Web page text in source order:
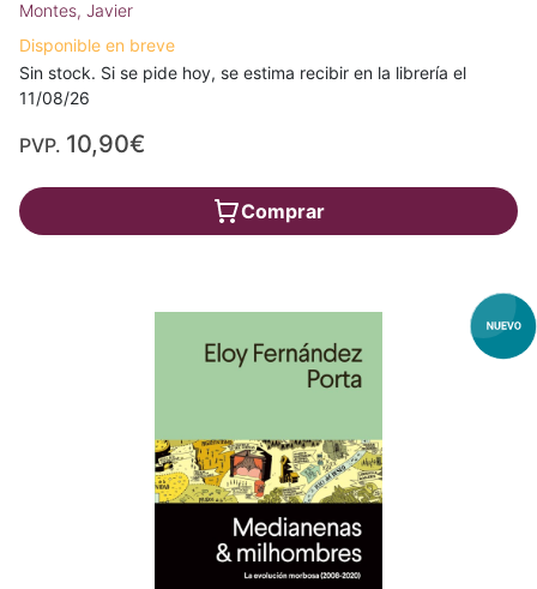
Montes, Javier
Disponible en breve
Sin stock. Si se pide hoy, se estima recibir en la librería el
11/08/26
PVP. 10,90€
Comprar